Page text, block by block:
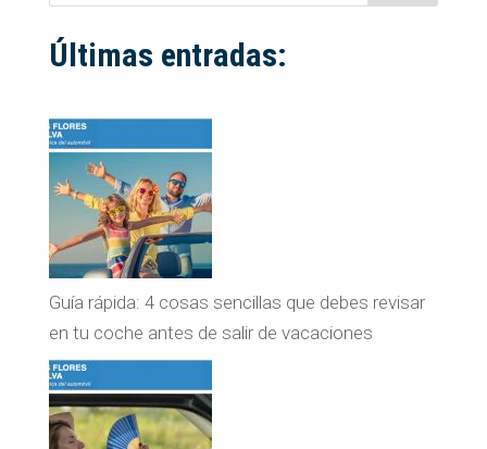
Últimas entradas:
Guía rápida: 4 cosas sencillas que debes revisar
en tu coche antes de salir de vacaciones